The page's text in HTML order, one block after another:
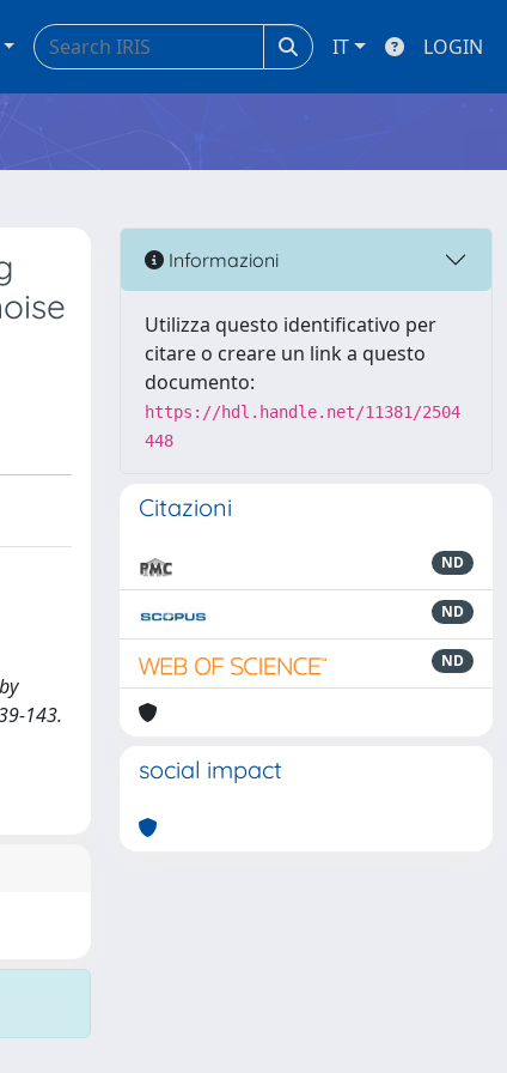
IT LOGIN
143.
Informazioni
Utilizza questo identificativo per
citare o creare un link a questo
documento:
https://hdl.handle.net/11381/2504
448
Citazioni
ND
ND
ND
social impact